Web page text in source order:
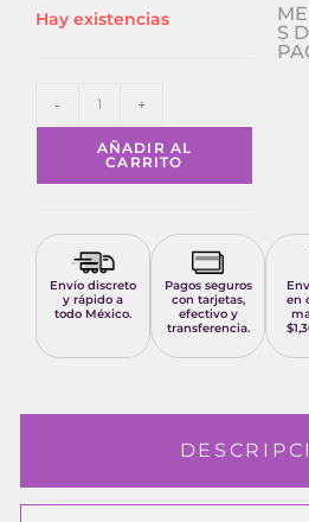
Hay existencias
- +
AÑADIR AL
CARRITO
S
Envío discreto
y rápido a
todo México.
Pagos seguros
con tarjetas,
efectivo y
transferencia.
en